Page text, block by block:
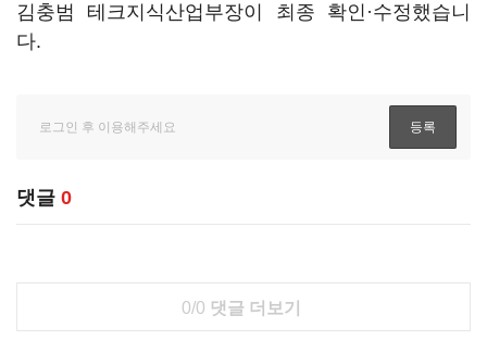
김충범 테크지식산업부장이 최종 확인·수정했습니
다.
댓글 0
0/0 댓글 더보기